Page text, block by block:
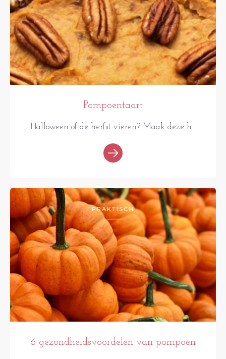
Pompoentaart
Halloween of de herfst vieren? Maak deze h...
PRAKTISCH
6 gezondheidsvoordelen van pompoen